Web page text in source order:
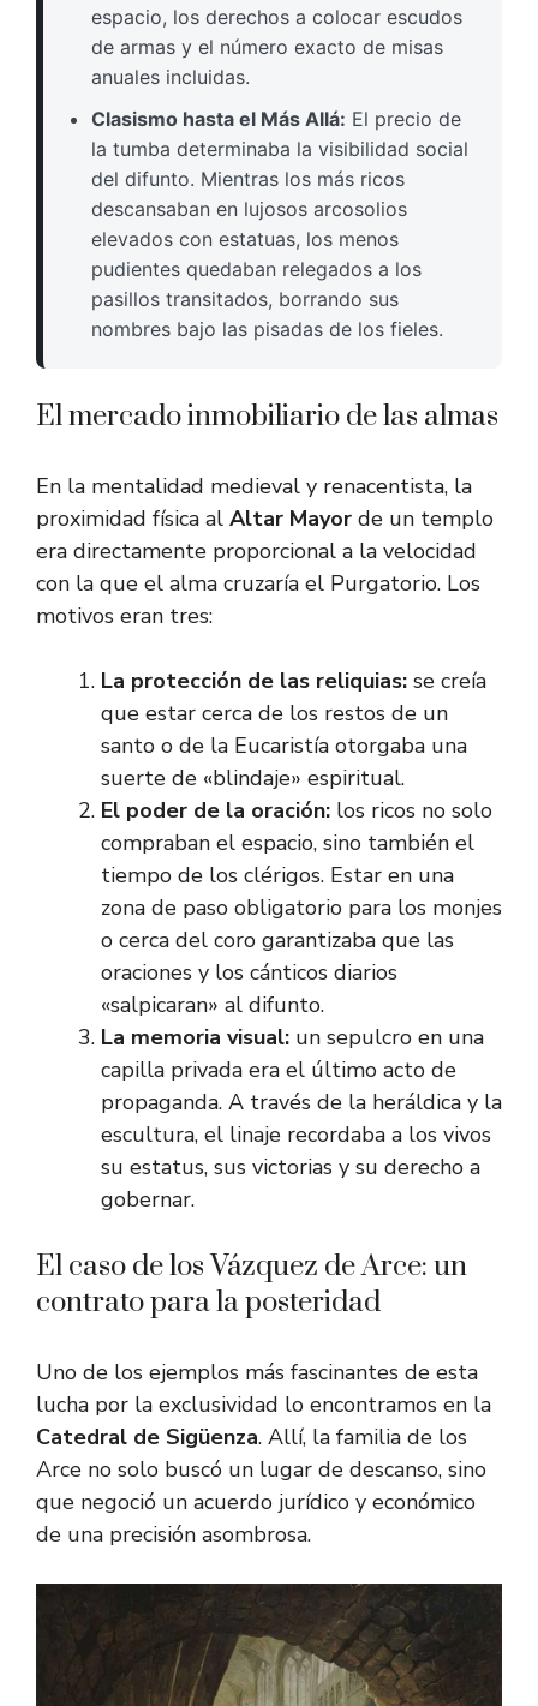
espacio, los derechos a colocar escudos
de armas y el número exacto de misas
anuales incluidas.
Clasismo hasta el Más Allá: El precio de
la tumba determinaba la visibilidad social
del difunto. Mientras los más ricos
descansaban en lujosos arcosolios
elevados con estatuas, los menos
pudientes quedaban relegados a los
pasillos transitados, borrando sus
nombres bajo las pisadas de los fieles.
El mercado inmobiliario de las almas
En la mentalidad medieval y renacentista, la
proximidad física al Altar Mayor de un templo
era directamente proporcional a la velocidad
con la que el alma cruzaría el Purgatorio. Los
motivos eran tres:
La protección de las reliquias: se creía
que estar cerca de los restos de un
santo o de la Eucaristía otorgaba una
suerte de «blindaje» espiritual.
El poder de la oración: los ricos no solo
compraban el espacio, sino también el
tiempo de los clérigos. Estar en una
zona de paso obligatorio para los monjes
o cerca del coro garantizaba que las
oraciones y los cánticos diarios
«salpicaran» al difunto.
La memoria visual: un sepulcro en una
capilla privada era el último acto de
propaganda. A través de la heráldica y la
escultura, el linaje recordaba a los vivos
su estatus, sus victorias y su derecho a
gobernar.
El caso de los Vázquez de Arce: un
contrato para la posteridad
Uno de los ejemplos más fascinantes de esta
lucha por la exclusividad lo encontramos en la
Catedral de Sigüenza. Allí, la familia de los
Arce no solo buscó un lugar de descanso, sino
que negoció un acuerdo jurídico y económico
de una precisión asombrosa.